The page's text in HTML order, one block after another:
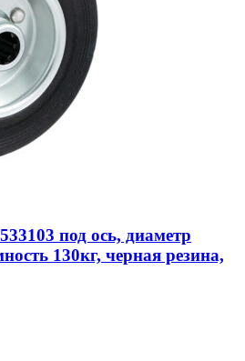
под ось, диаметр
130кг, черная резина,